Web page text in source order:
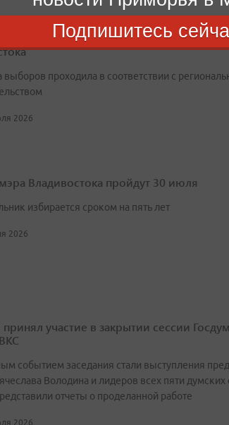
Шестаков переизбран на пост главы
выборов проходила в соответствии с
2026
Владивостока пройдут 30 июля
избирается сроком на пять лет
2026
участие в закрытии сессии
событием заседания стали выступления
Володина и лидеров всех пяти
отчеты о проделанной работе
2026
Подпишитесь